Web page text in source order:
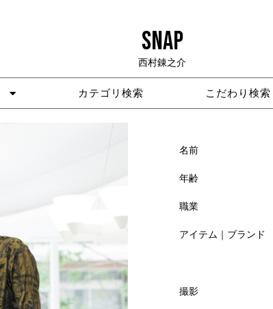
SNAP
西村錬之介
カテゴリ検索 こだわり検索
名前
年齢
職業
アイテム｜ブランド
撮影